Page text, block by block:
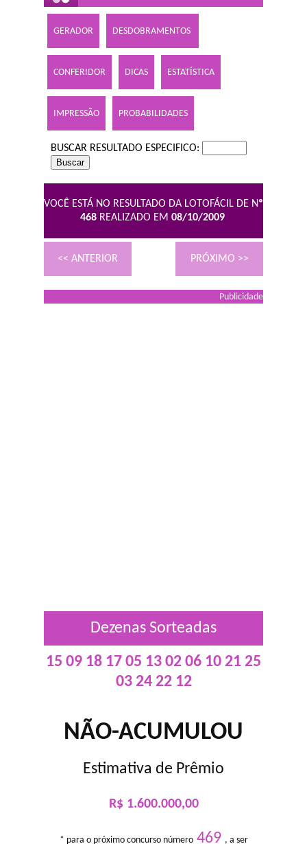
GERADOR DESDOBRAMENTOS
CONFERIDOR DICAS ESTATÍSTICA
IMPRESSÃO PROBABILIDADES
BUSCAR RESULTADO ESPECIFICO:
VOCÊ ESTÁ NO RESULTADO DA LOTOFÁCIL DE Nº
468 REALIZADO EM 08/10/2009
<< ANTERIOR PRÓXIMO >>
Publicidade
Dezenas Sorteadas
15 09 18 17 05 13 02 06 10 21 25
03 24 22 12
NÃO-ACUMULOU
Estimativa de Prêmio
R$ 1.600.000,00
* para o próximo concurso número469 , a ser